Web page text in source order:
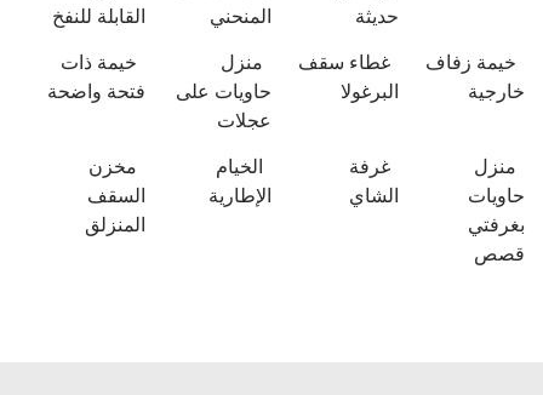
حديثة
المنحني
القابلة للنفخ
خيمة زفاف
خارجية
غطاء سقف
البرغولا
منزل
حاويات على
عجلات
خيمة ذات
فتحة واضحة
منزل
حاويات
بغرفتي
قصص
غرفة
الشاي
الخيام
الإطارية
مخزن
السقف
المنزلق